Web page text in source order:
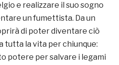
e realizzare il suo sogno
un fumettista. Da un
di poter diventare ciò
tutta la vita per chiunque:
potere per salvare i legami